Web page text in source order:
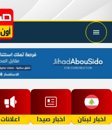
اخبار لبنان اخبار صيدا اعلانات